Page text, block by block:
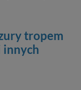
tropem
innych